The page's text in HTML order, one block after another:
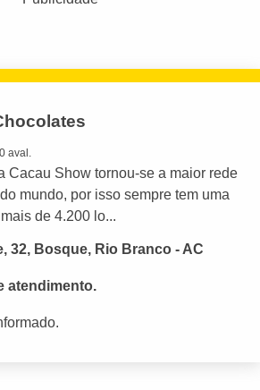
0 aval.
Cacau Show tornou-se a maior rede
mundo, por isso sempre tem uma
de 4.200 lo...
32, Bosque, Rio Branco - AC
atendimento.